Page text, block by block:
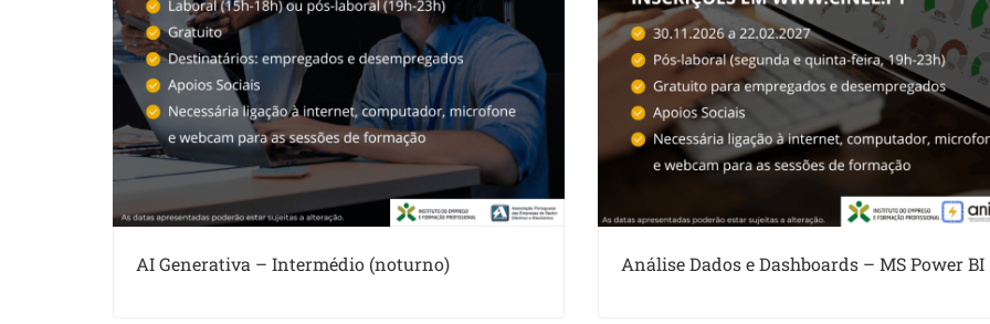
AI Generativa – Intermédio (noturno) Análise Dados e Dashboards – MS Power BI